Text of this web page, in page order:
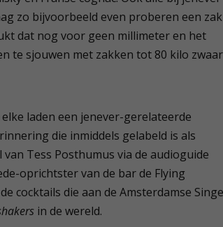
zo bijvoorbeeld even proberen een zak
dat nog voor geen millimeter en het
te sjouwen met zakken tot 80 kilo
laden een jenever-gerelateerde
die inmiddels gelabeld is als
Tess Posthumus via de audioguide
oprichtster van de bar de Flying
cocktails die aan de Amsterdamse
in de wereld.